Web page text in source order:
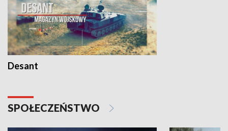
Desant
SPOŁECZEŃSTWO